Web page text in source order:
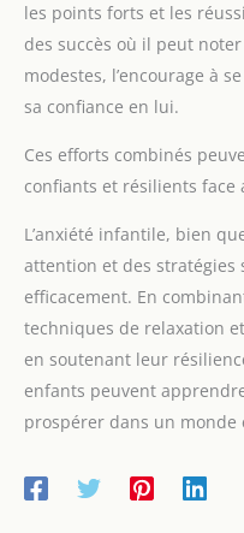
les points forts et les
des succès où il peut
modestes, l’encourage à
sa confiance en lui.
Ces efforts combinés
confiants et résilients face
L’anxiété infantile, bien
attention et des stratégies
efficacement. En
techniques de relaxation
en soutenant leur
enfants peuvent
prospérer dans un monde